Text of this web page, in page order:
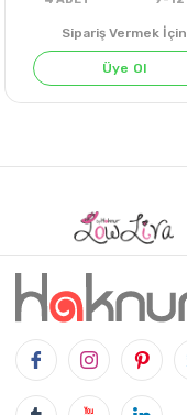
ADET
Sipariş Vermek İçin
Üye Ol